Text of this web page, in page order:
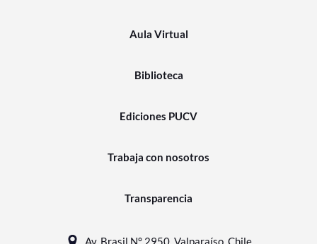
Aula Virtual
Biblioteca
Ediciones PUCV
Trabaja con nosotros
Transparencia
Av. Brasil N° 2950, Valparaíso, Chile.